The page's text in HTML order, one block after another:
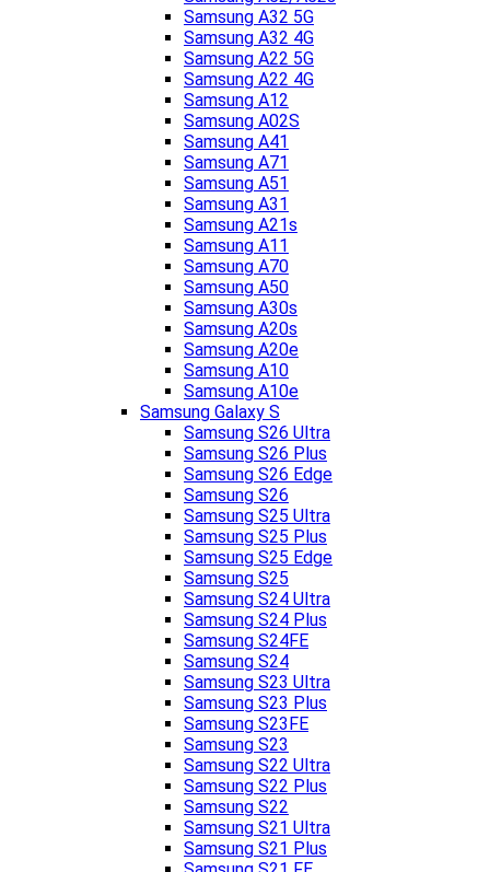
Samsung A32 5G
Samsung A32 4G
Samsung A22 5G
Samsung A22 4G
Samsung A12
Samsung A02S
Samsung A41
Samsung A71
Samsung A51
Samsung A31
Samsung A21s
Samsung A11
Samsung A70
Samsung A50
Samsung A30s
Samsung A20s
Samsung A20e
Samsung A10
Samsung A10e
Samsung Galaxy S
Samsung S26 Ultra
Samsung S26 Plus
Samsung S26 Edge
Samsung S26
Samsung S25 Ultra
Samsung S25 Plus
Samsung S25 Edge
Samsung S25
Samsung S24 Ultra
Samsung S24 Plus
Samsung S24FE
Samsung S24
Samsung S23 Ultra
Samsung S23 Plus
Samsung S23FE
Samsung S23
Samsung S22 Ultra
Samsung S22 Plus
Samsung S22
Samsung S21 Ultra
Samsung S21 Plus